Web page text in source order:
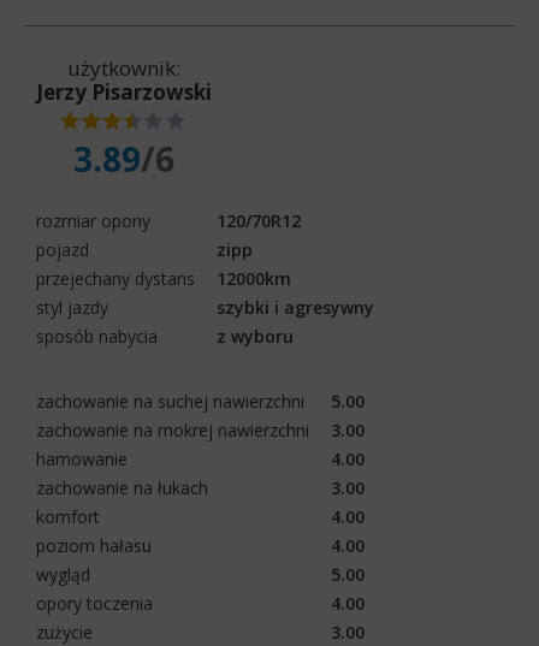
użytkownik:
Jerzy Pisarzowski
3.89/6
rozmiar opony
120/70R12
pojazd
zipp
przejechany dystans
12000km
styl jazdy
szybki i agresywny
sposób nabycia
z wyboru
zachowanie na suchej nawierzchni
5.00
zachowanie na mokrej nawierzchni
3.00
hamowanie
4.00
zachowanie na łukach
3.00
komfort
4.00
poziom hałasu
4.00
wygląd
5.00
opory toczenia
4.00
zużycie
3.00